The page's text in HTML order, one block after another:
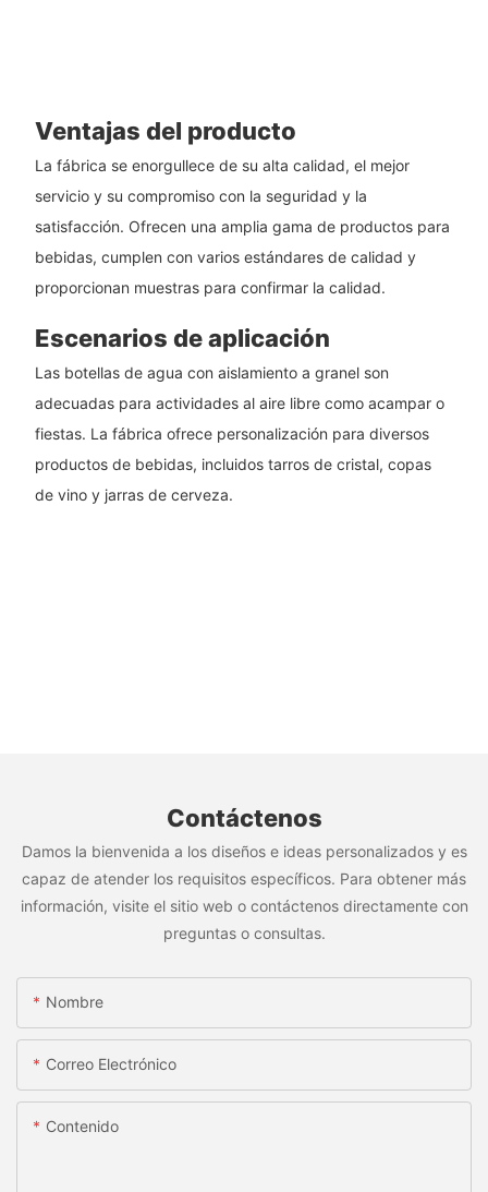
Ventajas del producto
La fábrica se enorgullece de su alta calidad, el mejor
servicio y su compromiso con la seguridad y la
satisfacción. Ofrecen una amplia gama de productos para
bebidas, cumplen con varios estándares de calidad y
proporcionan muestras para confirmar la calidad.
Escenarios de aplicación
Las botellas de agua con aislamiento a granel son
adecuadas para actividades al aire libre como acampar o
fiestas. La fábrica ofrece personalización para diversos
productos de bebidas, incluidos tarros de cristal, copas
de vino y jarras de cerveza.
Contáctenos
Damos la bienvenida a los diseños e ideas personalizados y es
capaz de atender los requisitos específicos. Para obtener más
información, visite el sitio web o contáctenos directamente con
preguntas o consultas.
Nombre
Correo Electrónico
Contenido